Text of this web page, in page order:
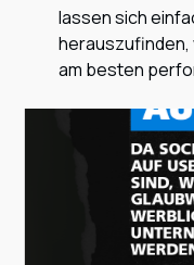
lassen sich
am besten